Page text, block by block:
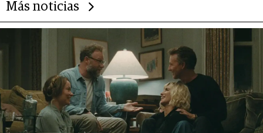
Más noticias